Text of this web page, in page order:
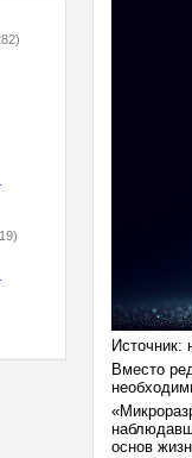
Источник:
Вместо
основ